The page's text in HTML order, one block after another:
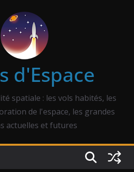
d'Espace
spatiale : les vols habités, les
de l'espace, les grandes
actuelles et futures